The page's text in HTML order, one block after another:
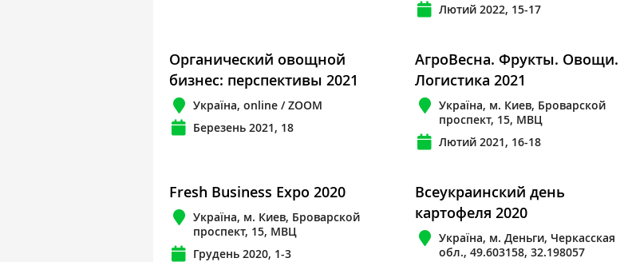
Лютий 2022, 15-17
Органический овощной
бизнес: перспективы 2021
Україна, online / ZOOM
Березень 2021, 18
АгроВесна. Фрукты. Овощи.
Логистика 2021
Україна, м. Киев, Броварской
проспект, 15, МВЦ
Лютий 2021, 16-18
Fresh Business Expo 2020
Україна, м. Киев, Броварской
проспект, 15, МВЦ
Грудень 2020, 1-3
Всеукраинский день
картофеля 2020
Україна, м. Деньги, Черкасская
обл., 49.603158, 32.198057